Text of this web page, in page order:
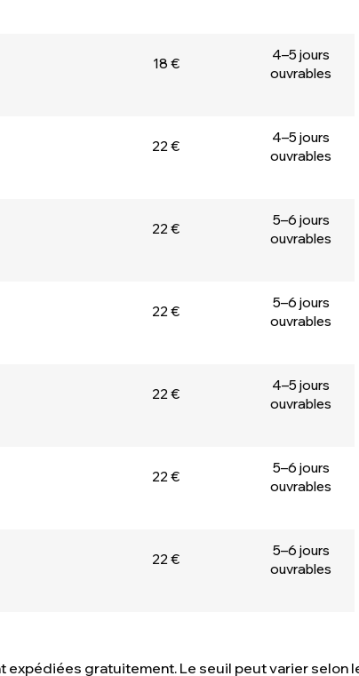
18 €
4–5 jours
ouvrables
22 €
4–5 jours
ouvrables
22 €
5–6 jours
ouvrables
22 €
5–6 jours
ouvrables
22 €
4–5 jours
ouvrables
22 €
5–6 jours
ouvrables
22 €
5–6 jours
ouvrables
expédiées gratuitement. Le seuil peut varier selon